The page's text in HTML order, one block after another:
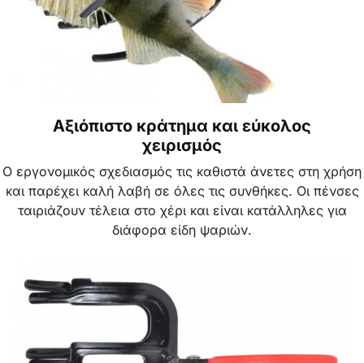
Αξιόπιστο κράτημα και εύκολος
χειρισμός
Ο εργονομικός σχεδιασμός τις καθιστά άνετες στη χρήση
και παρέχει καλή λαβή σε όλες τις συνθήκες. Οι πένσες
ταιριάζουν τέλεια στο χέρι και είναι κατάλληλες για
διάφορα είδη ψαριών.